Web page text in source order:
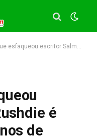
Salman Rushdie é condenado a 25 anos de prisão nos EUA
é
de